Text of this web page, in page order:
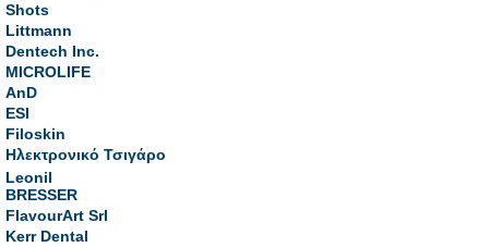
Shots
Littmann
Dentech Inc.
MICROLIFE
AnD
ESI
Filoskin
Ηλεκτρονικό Τσιγάρο
Leonil
BRESSER
FlavourArt Srl
Kerr Dental